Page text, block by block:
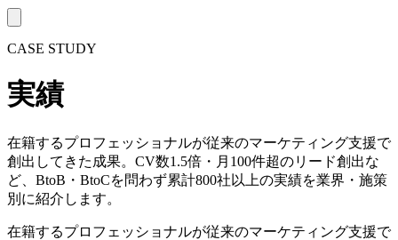
CASE STUDY
実績
在籍するプロフェッショナルが従来のマーケティング支援で
創出してきた成果。CV数1.5倍・月100件超のリード創出な
ど、BtoB・BtoCを問わず累計800社以上の実績を業界・施策
別に紹介します。
在籍するプロフェッショナルが従来のマーケティング支援で